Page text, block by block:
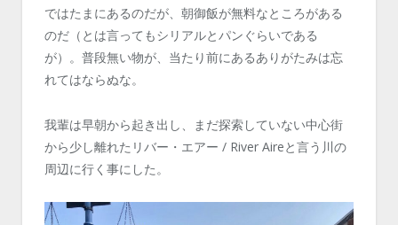
ではたまにあるのだが、朝御飯が無料なところがある
のだ（とは言ってもシリアルとパンぐらいである
が）。普段無い物が、当たり前にあるありがたみは忘
れてはならぬな。
我輩は早朝から起き出し、まだ探索していない中心街
から少し離れたリバー・エアー / River Aireと言う川の
周辺に行く事にした。